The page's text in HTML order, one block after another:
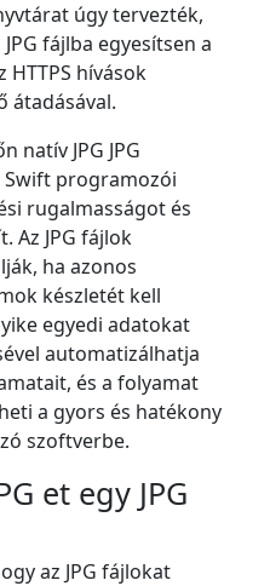
úgy tervezték,
fájlba egyesítsen a
HTTPS hívások
átadásával.
natív JPG JPG
Swift programozói
rugalmasságot és
Az JPG fájlok
ha azonos
készletét kell
egyedi adatokat
automatizálhatja
és a folyamat
a gyors és hatékony
szoftverbe.
et egy JPG
az JPG fájlokat